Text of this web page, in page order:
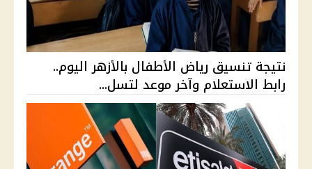
نتيجة تنسيق رياض الأطفال بالأزهر اليوم..
رابط الاستعلام وآخر موعد لتسل...